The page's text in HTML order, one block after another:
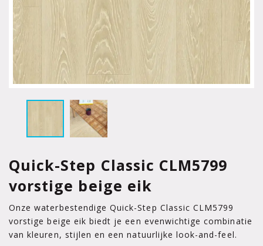
Quick-Step Classic CLM5799
vorstige beige eik
Onze waterbestendige Quick-Step Classic CLM5799
vorstige beige eik biedt je een evenwichtige combinatie
van kleuren, stijlen en een natuurlijke look-and-feel.